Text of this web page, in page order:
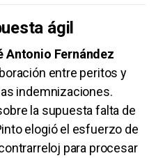
ágil
Antonio Fernández
entre peritos y
indemnizaciones.
la supuesta falta de
elogió el esfuerzo de
para procesar